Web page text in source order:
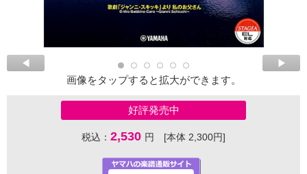
画像をタップすると拡大ができます。
好評発売中
税込： 2,530 円 [本体 2,300円]